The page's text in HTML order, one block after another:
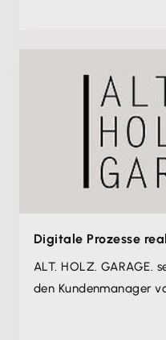
Digitale Prozesse
ALT. HOLZ. GARAGE.
den Kundenmanager